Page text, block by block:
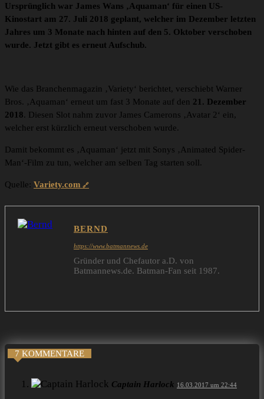
Ursprünglich war James Wans ‚Aquaman‘ für einen US-
Kinostart am 27. Juli 2018 geplant, welcher im Dezember letzten
Jahres um 3 Monate nach hinten auf den 5. Oktober verschoben
wurde. Jetzt gibt es erneut Aufschub.
Wie das Branchenmagazin ‚Variety‘ berichtet, verschiebt Warner
Bros. ‚Aquaman‘ erneut um fast 3 Monate auf den 21. Dezember
2018. Diesen Slot nahm zuvor James Camerons ‚Avatar 2‘ ein,
welcher erst kürzlich erneut verschoben wurde.
Damit bekommt es ‚Aquaman‘ jetzt mit Sonys ‚Animated Spider-
Man‘-Film zu tun, welcher am selben Tag starten soll.
Quelle: Variety.com
BERND
https://www.batmannews.de
Gründer und Chefautor a.D. von
Batmannews.de. Batman-Fan seit 1987.
7 KOMMENTARE
Captain Harlock 16.03.2017 um 22:44